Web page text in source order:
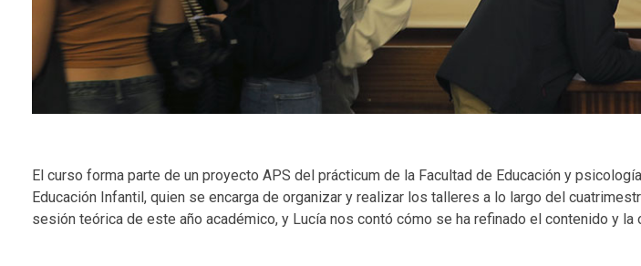
El curso forma parte de un proyecto APS del prácticum de la Facultad de Educación y
Educación Infantil, quien se encarga de organizar y realizar los talleres a lo largo del
sesión teórica de este año académico, y Lucía nos contó cómo se ha refinado el contenido y la